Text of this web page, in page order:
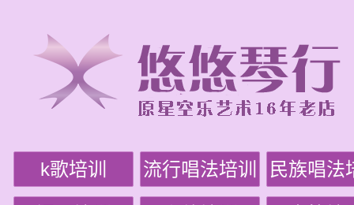
k歌培训 流行唱法培训 民族唱法